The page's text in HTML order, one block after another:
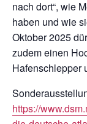
nach dort“, wie
haben und wie
Oktober 2025
zudem einen
Hafenschlepper
https://